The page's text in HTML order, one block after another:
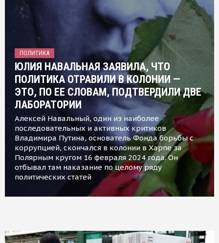
ПОЛИТИКА
ЮЛИЯ НАВАЛЬНАЯ ЗАЯВИЛА, ЧТО
ПОЛИТИКА ОТРАВИЛИ В КОЛОНИИ —
ЭТО, ПО ЕЕ СЛОВАМ, ПОДТВЕРДИЛИ ДВЕ
ЛАБОРАТОРИИ
Алексей Навальный, один из наиболее
последовательных и активных критиков
Владимира Путина, основатель Фонда борьбы с
коррупцией, скончался в колонии в Харпе за
Полярным кругом 16 февраля 2024 года. Он
отбывал там наказание по целому ряду
политических статей